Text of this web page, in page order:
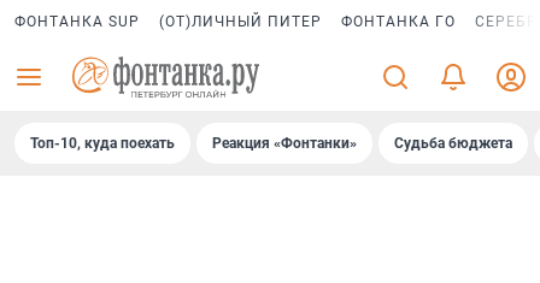
ФОНТАНКА SUP (ОТ)ЛИЧНЫЙ ПИТЕР ФОНТАНКА ГО
Топ-10, куда поехать Реакция «Фонтанки» Судьба бюджета